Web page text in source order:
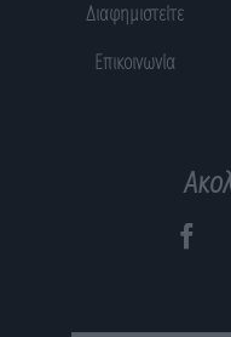
Διαφημιστείτε
Επικοινωνία